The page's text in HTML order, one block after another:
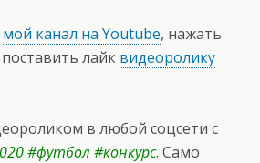
мой канал на Youtube, нажать
лайк видеоролику
в любой соцсети с
#футбол #конкурс. Само